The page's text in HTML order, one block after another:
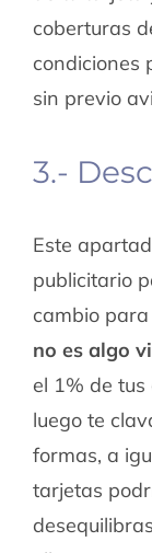
coberturas
condiciones
sin previo
3.-
Este
publicitario
cambio
no es algo
el 1% de
luego te
formas, a
tarjetas